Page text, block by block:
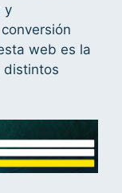
y
web es la
distintos